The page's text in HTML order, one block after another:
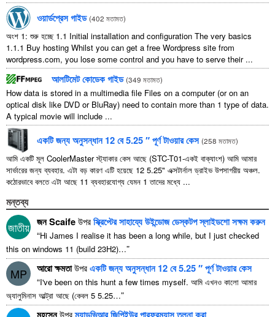
ওয়ার্ডপ্রেস গাইড (402 মতামত)
অংশ 1: শুরু হচ্ছে 1.1 Initial installation and configuration The very basics
1.1.1 Buy hosting Whilst you can get a free Wordpress site from
wordpress.com, you lose some control and you have to serve their...
আলটিমেট কোডেক গাইড (349 মতামত)
How data is stored in a multimedia file Files on a computer(or on an
optical disk like DVD or BluRay) need to contain more than 1 type of data.
A typical movie will include ...
একটি জন্য অনুসন্ধান 12 বে 5.25 ″ পূর্ণ টাওয়ার কেস (258 মতামত)
আমি একটি মূল CoolerMaster স্ট্যাকার কেস আছে (STC-T01-একই বাক্যাংশ) আমি আমার
সার্ভারের জন্য ব্যবহার. এটা বড় কারণ এটি হয়েছে 12 5.25" এক্সটার্নাল ড্রাইভ উপসাগরীয় অঞ্চল.
কঠোরভাবে বলতে এটা আছে 11 ব্যবহারযোগ্য যেমন 1 তাদের মধ্যে ...
মন্তব্য
জাতীয় জন Scaifeউপরস্ক্রিপ্টের সাহায্যে উইন্ডোজ ডেস্কটপ স্লাইডশো সক্ষম করুন
“Hi James I realise it has been a long while, but I just checked
this on windows 11 (build 23H2)…”
MP আরো ক্ষমতাউপরএকটি জন্য অনুসন্ধান 12 বে 5.25 ″ পূর্ণ টাওয়ার কেস
“I've been on this hunt a few times myself. আমি এখনও কালো আমার
অ্যালুমিনাস আল্ট্রা আছে (কেবল 5 5.25…”
উপর